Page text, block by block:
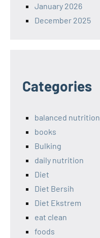
January 2026
December 2025
Categories
balanced nutrition
books
Bulking
daily nutrition
Diet
Diet Bersih
Diet Ekstrem
eat clean
foods